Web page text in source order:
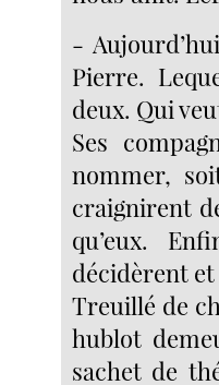
-
Pierre.
deux. Qui
Ses
nommer,
craignirent
qu’eux.
décidèrent et
Treuillé de
hublot
sachet de